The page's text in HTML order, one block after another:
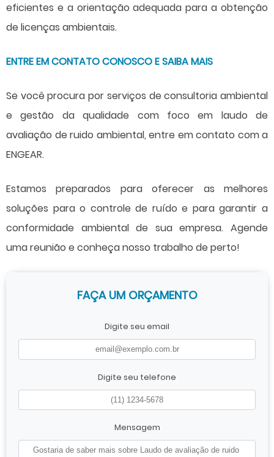
eficientes e a orientação adequada para a obtenção
de licenças ambientais.
ENTRE EM CONTATO CONOSCO E SAIBA MAIS
Se você procura por serviços de consultoria ambiental
e gestão da qualidade com foco em laudo de
avaliação de ruido ambiental, entre em contato com a
ENGEAR.
Estamos preparados para oferecer as melhores
soluções para o controle de ruído e para garantir a
conformidade ambiental de sua empresa. Agende
uma reunião e conheça nosso trabalho de perto!
FAÇA UM ORÇAMENTO
Digite seu email
Digite seu telefone
Mensagem